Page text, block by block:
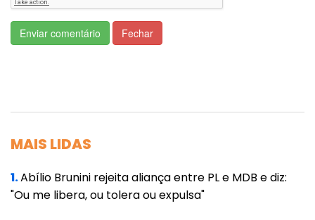
componente da vacina foram enviadas para
análise ao Gamaleya, a fim de realizar todos
os controles de qualidade e aprovar a
até 100 milhões de doses por ano.
Os lotes produzidos e envasados pela União
Química são apresentados na forma de
Enviar comentário Fechar
MAIS LIDAS
1.Abílio Brunini rejeita aliança entre PL e MDB e diz:
"Ou me libera, ou tolera ou expulsa"